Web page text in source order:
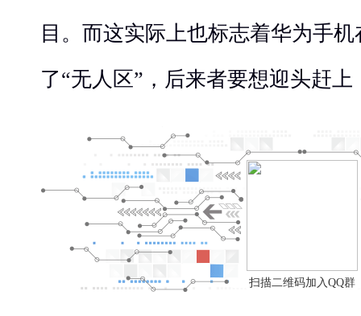
目。而这实际上也标志着华为手
了“无人区”，后来者要想迎头赶
扫描二维码加入QQ群